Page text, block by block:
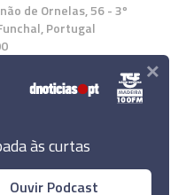
de Ornelas, 56 - 3º
Portugal
App
às curtas
Ouvir Podcast
×